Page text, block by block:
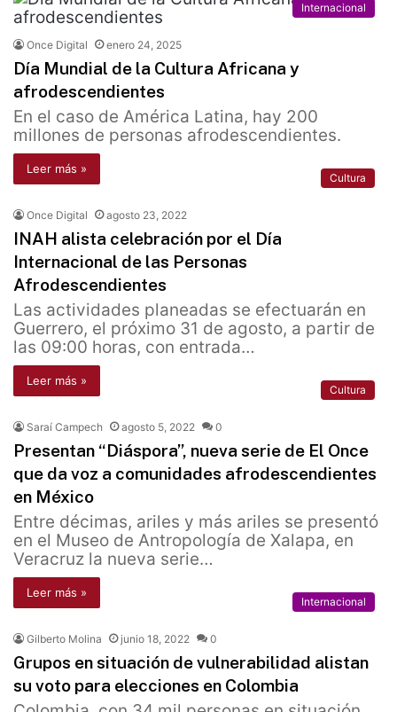
Internacional
Once Digital enero 24, 2025
Día Mundial de la Cultura Africana y
afrodescendientes
En el caso de América Latina, hay 200
millones de personas afrodescendientes.
Leer más »
Cultura
Once Digital agosto 23, 2022
INAH alista celebración por el Día
Internacional de las Personas
Afrodescendientes
Las actividades planeadas se efectuarán en
Guerrero, el próximo 31 de agosto, a partir de
las 09:00 horas, con entrada…
Leer más »
Cultura
Saraí Campech agosto 5, 2022 0
Presentan “Diáspora”, nueva serie de El Once
que da voz a comunidades afrodescendientes
en México
Entre décimas, ariles y más ariles se presentó
en el Museo de Antropología de Xalapa, en
Veracruz la nueva serie…
Leer más »
Internacional
Gilberto Molina junio 18, 2022 0
Grupos en situación de vulnerabilidad alistan
su voto para elecciones en Colombia